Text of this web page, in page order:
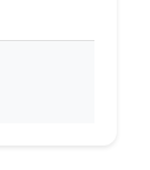
ਰਚਨਾਤਮਕਤਾ ਲਈ